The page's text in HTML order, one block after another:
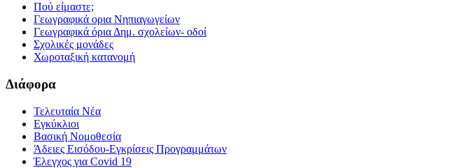
Πού είμαστε;
Γεωγραφικά ορια Νηπιαγωγείων
Γεωγραφικά όρια Δημ. σχολείων- οδοί
Σχολικές μονάδες
Χωροταξική κατανομή
Διάφορα
Τελευταία Νέα
Εγκύκλιοι
Βασική Νομοθεσία
Άδειες Εισόδου-Εγκρίσεις Προγραμμάτων
Έλεγχος για Covid 19